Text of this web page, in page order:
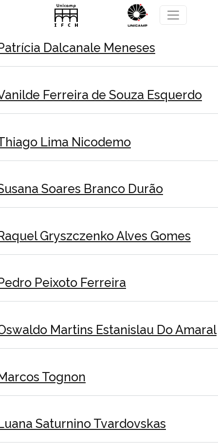
Pular para o conteúdo principal
Dalcanale Meneses
Ferreira de Souza Esquerdo
Lima Nicodemo
Soares Branco Durão
Gryszczenko Alves Gomes
Peixoto Ferreira
Martins Estanislau Do Amaral
Tognon
Saturnino Tvardovskas